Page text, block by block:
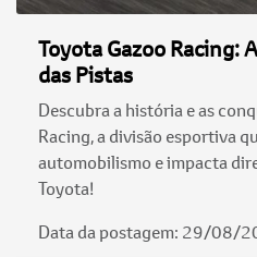
Toyota Gazoo Racing:
das Pistas
Descubra a história e as
Racing, a divisão esportiva
automobilismo e impacta
Toyota!
Data da postagem: 29/08/